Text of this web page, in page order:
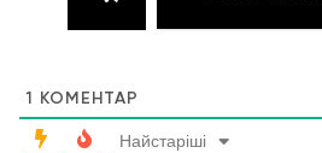
1 КОМЕНТАР
Найстаріші